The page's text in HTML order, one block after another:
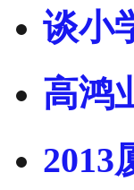
谈小
高鸿
2013